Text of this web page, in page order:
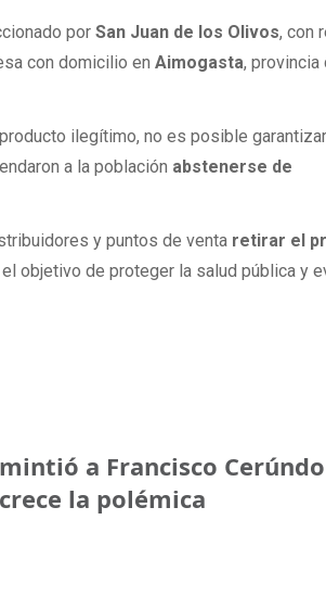
porSan Juan de los Olivos, con
con domicilio enAimogasta,
ilegítimo, no es posible
a la población abstenerse de
y puntos de venta retirar el
el objetivo de proteger la salud pública y
a Francisco
la polémica